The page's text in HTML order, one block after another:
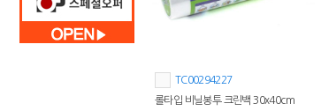
TC00294227
롤타입 비닐봉투 크린백 30x40cm